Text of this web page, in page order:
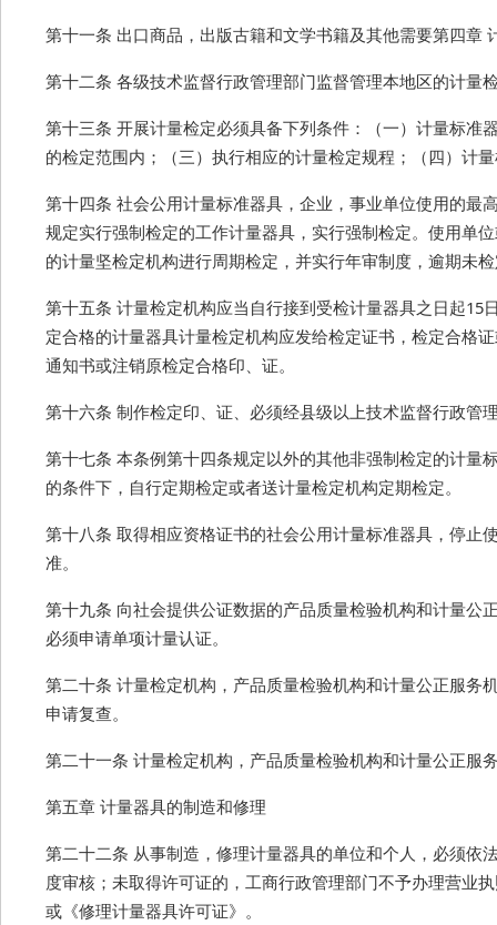
第十一条 出口商品，出版古籍和文学书籍及其他需要第四章
第十二条 各级技术监督行政管理部门监督管理本地区的计量
第十三条 开展计量检定必须具备下列条件：（一）计量标准
的检定范围内；（三）执行相应的计量检定规程；（四）计
第十四条 社会公用计量标准器具，企业，事业单位使用的最
规定实行强制检定的工作计量器具，实行强制检定。使用单
的计量坚检定机构进行周期检定，并实行年审制度，逾期未
第十五条 计量检定机构应当自行接到受检计量器具之日起
定合格的计量器具计量检定机构应发给检定证书，检定合格
通知书或注销原检定合格印、证。
第十六条 制作检定印、证、必须经县级以上技术监督行政管
第十七条 本条例第十四条规定以外的其他非强制检定的计量
的条件下，自行定期检定或者送计量检定机构定期检定。
第十八条 取得相应资格证书的社会公用计量标准器具，停止
准。
第十九条 向社会提供公证数据的产品质量检验机构和计量公
必须申请单项计量认证。
第二十条 计量检定机构，产品质量检验机构和计量公正服务
申请复查。
第二十一条 计量检定机构，产品质量检验机构和计量公正服
第五章 计量器具的制造和修理
第二十二条 从事制造，修理计量器具的单位和个人，必须依
度审核；未取得许可证的，工商行政管理部门不予办理营业
或《修理计量器具许可证》。